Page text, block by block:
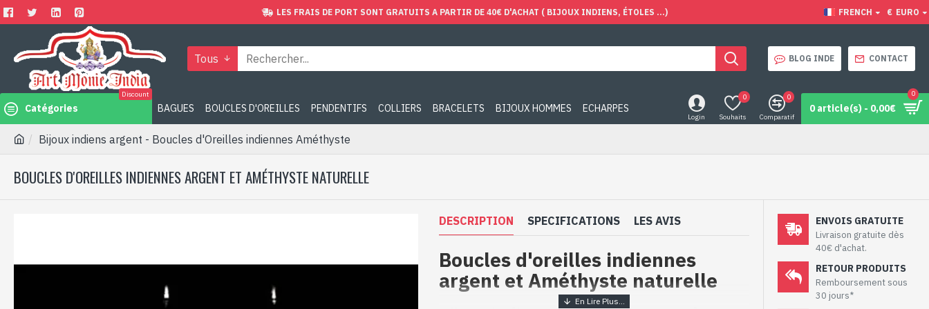
LES FRAIS DE PORT SONT GRATUITS A PARTIR DE 40€ D'ACHAT ( BIJOUX INDIENS, ÉTOLES ...) FRENCH € EURO
Tous BLOG INDE CONTACT
Catégories
Discount
BAGUES BOUCLES D'OREILLES PENDENTIFS COLLIERS BRACELETS BIJOUX HOMMES ECHARPES
Login Souhaits
0
Comparatif
0
0 article(s) - 0,00€
0
Bijoux indiens argent - Boucles d'Oreilles indiennes Améthyste
BOUCLES D'OREILLES INDIENNES ARGENT ET AMÉTHYSTE NATURELLE
DESCRIPTION SPECIFICATIONS LES AVIS
Boucles d'oreilles indiennes
argent et Améthyste naturelle
ENVOIS GRATUITE
Livraison gratuite dès
40€ d'achat.
RETOUR PRODUITS
Remboursement sous
30 jours*